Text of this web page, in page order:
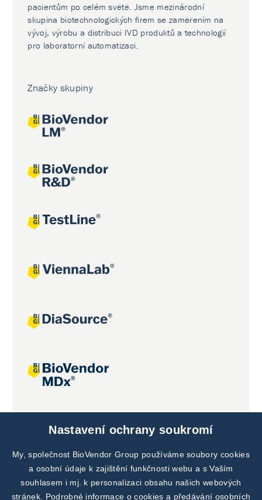
pacientům po celém světě. Jsme mezinárodní
skupina biotechnologických firem se zaměřením na
vývoj, výrobu a distribuci IVD produktů a technologií
pro laboratorní automatizaci.
Značky skupiny
Nastavení ochrany soukromí
My, společnost BioVendor Group používáme soubory cookies
a osobní údaje k zajištění funkčnosti webu a s Vaším
souhlasem i mj. k personalizaci obsahu našich webových
stránek. Podrobné informace o cookies a předávání osobních